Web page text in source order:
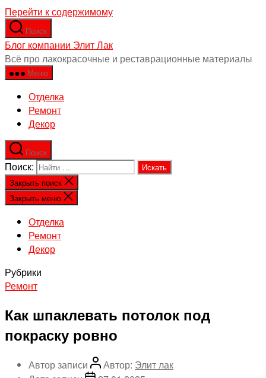
Перейти к содержимому
Поиск
Блог компании Элит Лак
Всё про лакокрасочные и реставрационные материалы
Меню
Отделка
Ремонт
Декор
Поиск
Поиск:
Закрыть поиск
Закрыть меню
Отделка
Ремонт
Декор
Рубрики
Ремонт
Как шпаклевать потолок под
покраску ровно
Автор записи Автор: Элит лак